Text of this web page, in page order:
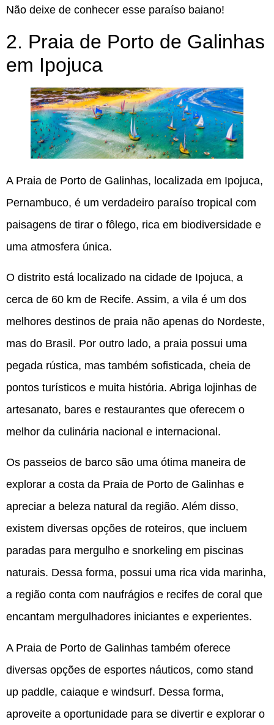
Não deixe de conhecer esse paraíso baiano!
2. Praia de Porto de Galinhas
em Ipojuca
A Praia de Porto de Galinhas, localizada em Ipojuca,
Pernambuco, é um verdadeiro paraíso tropical com
paisagens de tirar o fôlego, rica em biodiversidade e
uma atmosfera única.
O distrito está localizado na cidade de Ipojuca, a
cerca de 60 km de Recife. Assim, a vila é um dos
melhores destinos de praia não apenas do Nordeste,
mas do Brasil. Por outro lado, a praia possui uma
pegada rústica, mas também sofisticada, cheia de
pontos turísticos e muita história. Abriga lojinhas de
artesanato, bares e restaurantes que oferecem o
melhor da culinária nacional e internacional.
Os passeios de barco são uma ótima maneira de
explorar a costa da Praia de Porto de Galinhas e
apreciar a beleza natural da região. Além disso,
existem diversas opções de roteiros, que incluem
paradas para mergulho e snorkeling em piscinas
naturais. Dessa forma, possui uma rica vida marinha,
a região conta com naufrágios e recifes de coral que
encantam mergulhadores iniciantes e experientes.
A Praia de Porto de Galinhas também oferece
diversas opções de esportes náuticos, como stand
up paddle, caiaque e windsurf. Dessa forma,
aproveite a oportunidade para se divertir e explorar o